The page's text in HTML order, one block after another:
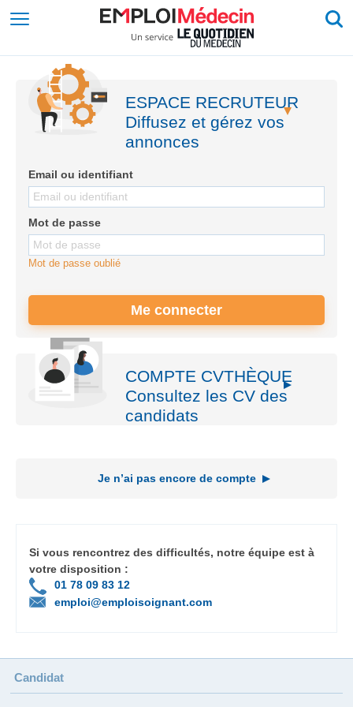
ESPACE RECRUTEUR
Diffusez et gérez vos
annonces
Email ou identifiant
Mot de passe
Mot de passe oublié
COMPTE CVTHÈQUE
Consultez les CV des
candidats
Je n’ai pas encore de compte
Si vous rencontrez des difficultés, notre équipe est à
votre disposition :
01 78 09 83 12
emploi@emploisoignant.com
Candidat